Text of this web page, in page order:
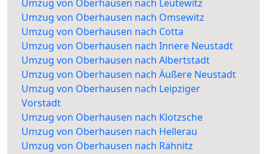
Umzug von Oberhausen nach Leutewitz
Umzug von Oberhausen nach Omsewitz
Umzug von Oberhausen nach Cotta
Umzug von Oberhausen nach Innere Neustadt
Umzug von Oberhausen nach Albertstadt
Umzug von Oberhausen nach Äußere Neustadt
Umzug von Oberhausen nach Leipziger
Vorstadt
Umzug von Oberhausen nach Klotzsche
Umzug von Oberhausen nach Hellerau
Umzug von Oberhausen nach Rähnitz